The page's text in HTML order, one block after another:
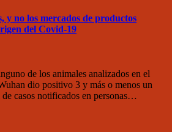
y no los mercados de productos
del Covid-19
de los animales analizados en el
dio positivo 3 y más o menos un
casos notificados en personas…